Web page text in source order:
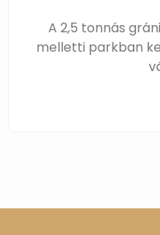
A 2,5 tonnás
melletti parkban